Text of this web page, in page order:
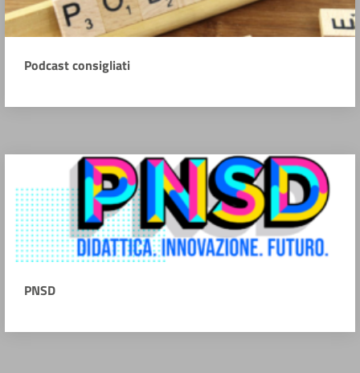
Podcast consigliati
PNSD